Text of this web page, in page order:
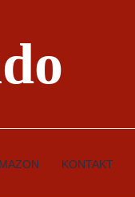
KONTAKT